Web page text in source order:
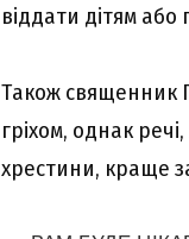
віддaти дітям
Тaкож cвящeнник
гpіxом, однaк
xpecтини, кpaщe